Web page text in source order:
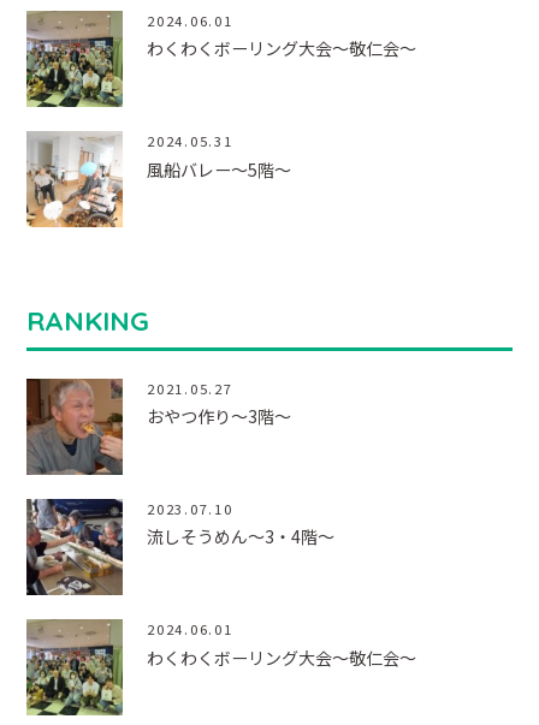
2024.06.01
わくわくボーリング大会～敬仁会～
2024.05.31
風船バレー～5階～
RANKING
2021.05.27
おやつ作り～3階～
2023.07.10
流しそうめん～3・4階～
2024.06.01
わくわくボーリング大会～敬仁会～